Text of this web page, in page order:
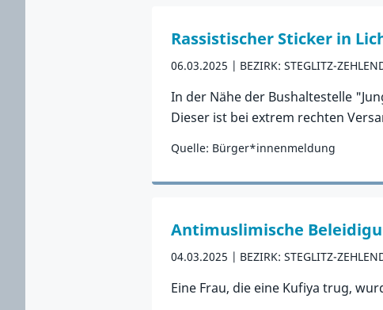
Rassistischer Sticker in
06.03.2025 BEZIRK: STEGLITZ-
In der Nähe der Bushaltestelle
Dieser ist bei extrem rechten
Quelle: Bürger*innenmeldung
Zum Vorfall
Antimuslimische
04.03.2025 BEZIRK: STEGLITZ-
Eine Frau, die eine Kufiya trug,